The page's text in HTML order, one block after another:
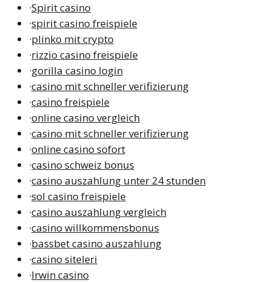
·Spirit casino
·spirit casino freispiele
·plinko mit crypto
·rizzio casino freispiele
·gorilla casino login
·casino mit schneller verifizierung
·casino freispiele
·online casino vergleich
·casino mit schneller verifizierung
·online casino sofort
·casino schweiz bonus
·casino auszahlung unter 24 stunden
·sol casino freispiele
·casino auszahlung vergleich
·casino willkommensbonus
·bassbet casino auszahlung
·casino siteleri
·Irwin casino